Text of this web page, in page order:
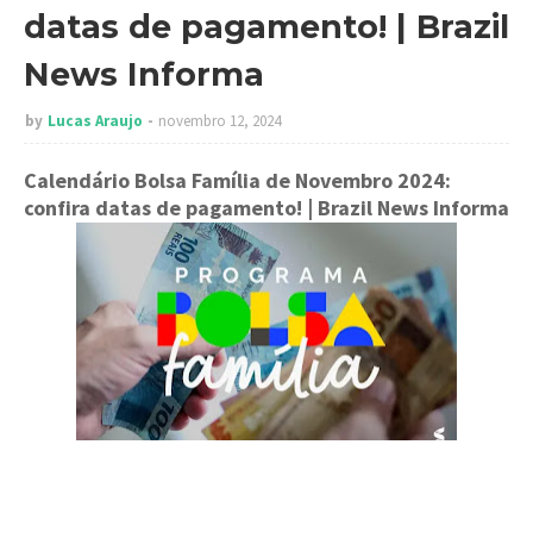
datas de pagamento! | Brazil
News Informa
by Lucas Araujo novembro 12, 2024
Calendário Bolsa Família de Novembro 2024:
confira datas de pagamento! | Brazil News Informa